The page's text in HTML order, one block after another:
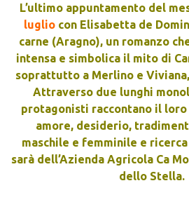
L’ultimo appuntamento del
luglio con Elisabetta de
carne (Aragno), un romanzo
intensa e simbolica il mito di
soprattutto a Merlino e
Attraverso due lunghi
protagonisti raccontano il
amore, desiderio,
maschile e femminile e
sarà dell’Azienda Agricola Ca
dello Stella.